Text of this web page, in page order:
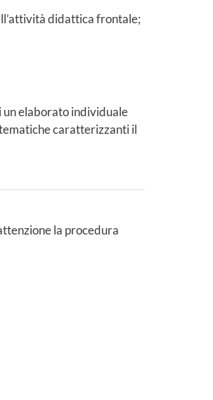
didattica frontale;
un elaborato individuale
caratterizzanti il
la procedura